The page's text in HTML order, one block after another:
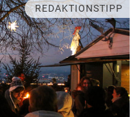
REDAKTIONSTIPP